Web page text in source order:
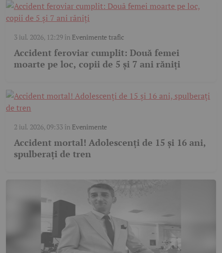
3 iul. 2026, 12:29în Evenimente trafic
Accident feroviar cumplit: Două femei
moarte pe loc, copii de 5 și 7 ani răniți
2 iul. 2026, 09:33în Evenimente
Accident mortal! Adolescenți de 15 și 16 ani,
spulberați de tren